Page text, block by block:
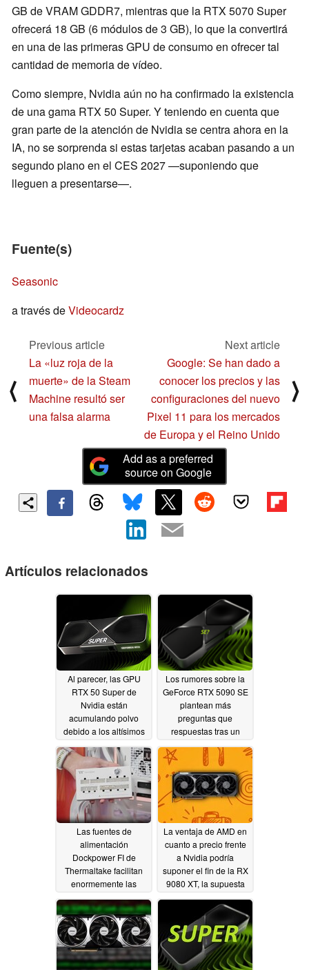
GB de VRAM GDDR7, mientras que la RTX 5070 Super
ofrecerá 18 GB (6 módulos de 3 GB), lo que la convertirá
en una de las primeras GPU de consumo en ofrecer tal
cantidad de memoria de vídeo.
Como siempre, Nvidia aún no ha confirmado la existencia
de una gama RTX 50 Super. Y teniendo en cuenta que
gran parte de la atención de Nvidia se centra ahora en la
IA, no se sorprenda si estas tarjetas acaban pasando a un
segundo plano en el CES 2027 —suponiendo que
lleguen a presentarse—.
Fuente(s)
Seasonic
a través deVideocardz
⟨
Previous article
La «luz roja de la
muerte» de la Steam
Machine resultó ser
una falsa alarma
Next article
Google: Se han dado a
conocer los precios y las
configuraciones del nuevo
Pixel 11 para los mercados
de Europa y el Reino Unido
⟩
Add as a preferred
source on Google
Artículos relacionados
Al parecer, las GPU
RTX 50 Super de
Nvidia están
acumulando polvo
debido a los altísimos
07/18/2026
Los rumores sobre la
GeForce RTX 5090 SE
plantean más
preguntas que
respuestas tras un
07/11/2026
Las fuentes de
alimentación
Dockpower FI de
Thermaltake facilitan
enormemente las
tendido de cables
07/09/2026
La ventaja de AMD en
cuanto a precio frente
a Nvidia podría
suponer el fin de la RX
9080 XT, la supuesta
Super del «Equipo
Rojo»06/17/2026